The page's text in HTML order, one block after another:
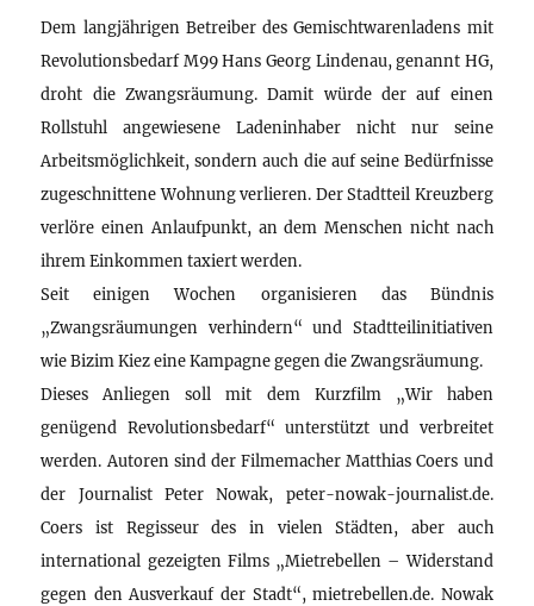
Dem langjährigen Betreiber des Gemischtwarenladens mit
Revolutionsbedarf M99 Hans Georg Lindenau, genannt HG,
droht die Zwangsräumung. Damit würde der auf einen
Rollstuhl angewiesene Ladeninhaber nicht nur seine
Arbeitsmöglichkeit, sondern auch die auf seine Bedürfnisse
zugeschnittene Wohnung verlieren. Der Stadtteil Kreuzberg
verlöre einen Anlaufpunkt, an dem Menschen nicht nach
ihrem Einkommen taxiert werden.
Seit einigen Wochen organisieren das Bündnis
„Zwangsräumungen verhindern“ und Stadtteilinitiativen
wie Bizim Kiez eine Kampagne gegen die Zwangsräumung.
Dieses Anliegen soll mit dem Kurzfilm „Wir haben
genügend Revolutionsbedarf“ unterstützt und verbreitet
werden. Autoren sind der Filmemacher Matthias Coers und
der Journalist Peter Nowak, peter-nowak-journalist.de.
Coers ist Regisseur des in vielen Städten, aber auch
international gezeigten Films „Mietrebellen – Widerstand
gegen den Ausverkauf der Stadt“, mietrebellen.de. Nowak